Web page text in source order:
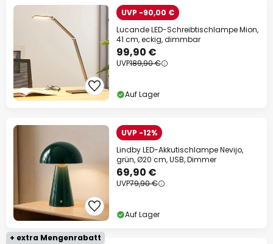
UVP -90,00 €
Lucande LED-Schreibtischlampe Mion,
41 cm, eckig, dimmbar
99,90 €
UVP189,90 €
Auf Lager
UVP -12%
Lindby LED-Akkutischlampe Nevijo,
grün, Ø20 cm, USB, Dimmer
69,90 €
UVP79,90 €
Auf Lager
+ extra Mengenrabatt